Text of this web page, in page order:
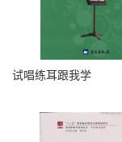
试唱练耳跟我学